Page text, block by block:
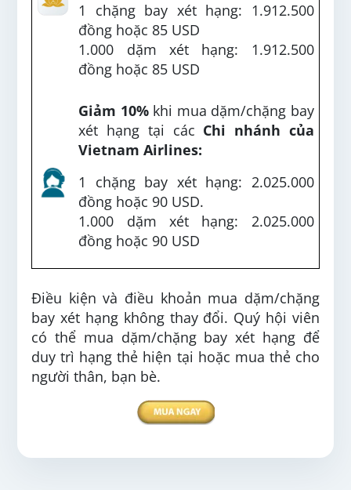
1 chặng bay xét hạng: 1.912.500
đồng hoặc 85 USD
1.000 dặm xét hạng: 1.912.500
đồng hoặc 85 USD
Giảm 10%khi mua dặm/chặng bay
xét hạng tại các Chi nhánh của
Vietnam Airlines:
1 chặng bay xét hạng: 2.025.000
đồng hoặc 90 USD.
1.000 dặm xét hạng: 2.025.000
đồng hoặc 90 USD
Điều kiện và điều khoản mua dặm/chặng
bay xét hạng không thay đổi. Quý hội viên
có thể mua dặm/chặng bay xét hạng để
duy trì hạng thẻ hiện tại hoặc mua thẻ cho
người thân, bạn bè.